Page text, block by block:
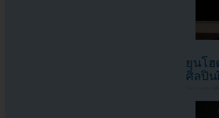
ยุนโฮ
ศิลปิน